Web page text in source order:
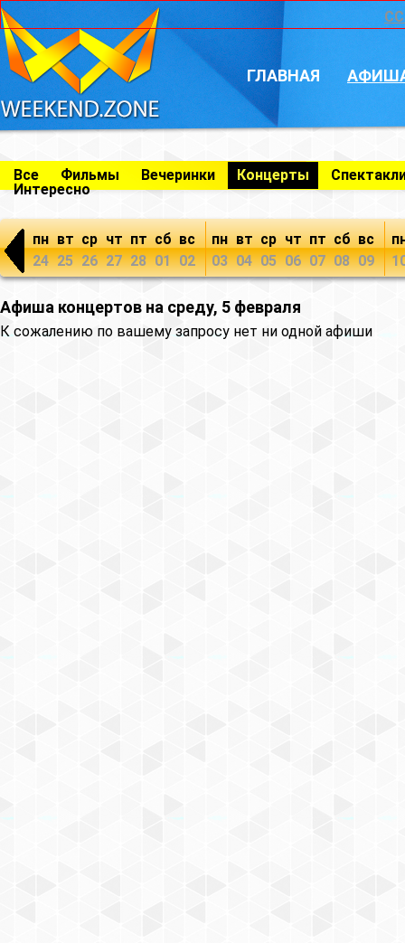
ГЛАВНАЯ
Все Фильмы Вечеринки Концерты
Интересно
пн
24
вт
25
ср
26
чт
27
пт
28
сб
01
вс
02
пн
03
вт
04
ср
05
чт
06
пт
07
сб
08
вс
09
Афиша концертов на среду, 5 февраля
К сожалению по вашему запросу нет ни одной афиши